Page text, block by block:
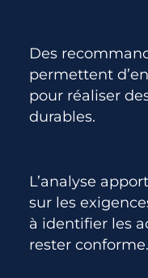
Des
permettent
pour réaliser
durables.
L’analyse
sur les
à identifier les
rester conforme.